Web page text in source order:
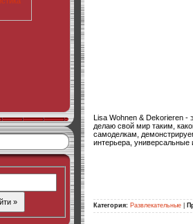
Lisa Wohnen & Dekorieren -
делаю свой мир таким,
самоделкам,
интерьера, универсальные
Категория: Развлекательные